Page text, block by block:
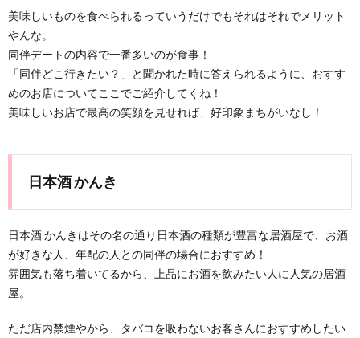
美味しいものを食べられるっていうだけでもそれはそれでメリット
やんな。
同伴デートの内容で一番多いのが食事！
「同伴どこ行きたい？」と聞かれた時に答えられるように、おすす
めのお店についてここでご紹介してくね！
美味しいお店で最高の笑顔を見せれば、好印象まちがいなし！
日本酒 かんき
日本酒 かんきはその名の通り日本酒の種類が豊富な居酒屋で、お酒
が好きな人、年配の人との同伴の場合におすすめ！
雰囲気も落ち着いてるから、上品にお酒を飲みたい人に人気の居酒
屋。
ただ店内禁煙やから、タバコを吸わないお客さんにおすすめしたい